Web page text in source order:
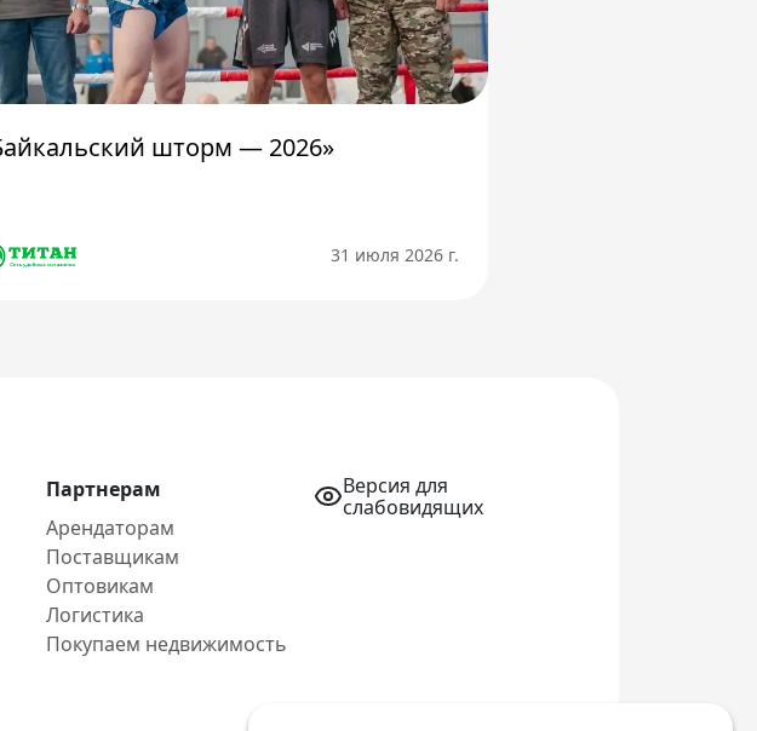
шторм — 2026»
31 июля 2026 г.
Партнерам
Арендаторам
Поставщикам
Оптовикам
Логистика
Покупаем недвижимость
Версия для
слабовидящих